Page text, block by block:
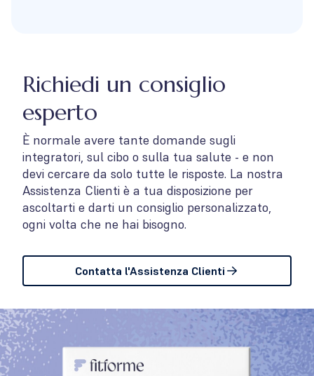
Richiedi un consiglio
esperto
È normale avere tante domande sugli
integratori, sul cibo o sulla tua salute - e non
devi cercare da solo tutte le risposte. La nostra
Assistenza Clienti è a tua disposizione per
ascoltarti e darti un consiglio personalizzato,
ogni volta che ne hai bisogno.
Contatta l'Assistenza Clienti